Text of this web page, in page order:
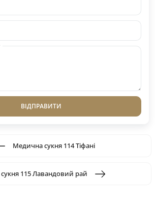
ВІДПРАВИТИ
Медична сукня 114 Тіфані
115 Лавандовий рай